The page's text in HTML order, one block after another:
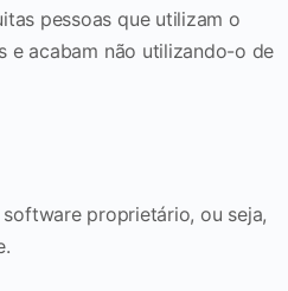
pessoas que utilizam o
e acabam não utilizando-o de
software proprietário, ou seja,